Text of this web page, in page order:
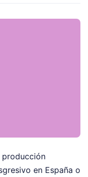
producción
en España o